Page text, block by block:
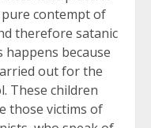
contempt of
therefore satanic
happens because
out for the
These children
those victims of